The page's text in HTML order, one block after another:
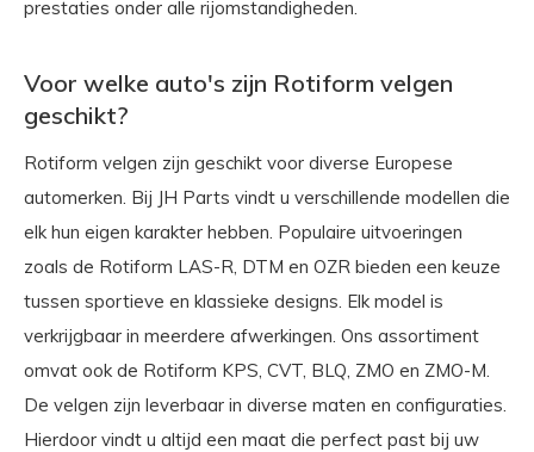
prestaties onder alle rijomstandigheden.
Voor welke auto's zijn Rotiform velgen
geschikt?
Rotiform velgen zijn geschikt voor diverse Europese
automerken. Bij JH Parts vindt u verschillende modellen die
elk hun eigen karakter hebben. Populaire uitvoeringen
zoals de Rotiform LAS-R, DTM en OZR bieden een keuze
tussen sportieve en klassieke designs. Elk model is
verkrijgbaar in meerdere afwerkingen. Ons assortiment
omvat ook de Rotiform KPS, CVT, BLQ, ZMO en ZMO-M.
De velgen zijn leverbaar in diverse maten en configuraties.
Hierdoor vindt u altijd een maat die perfect past bij uw